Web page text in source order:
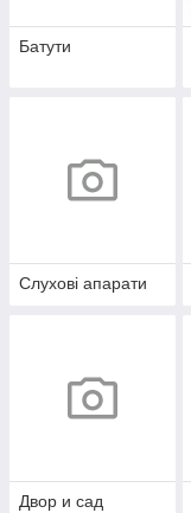
Батути
Слухові апарати
Двор и сад